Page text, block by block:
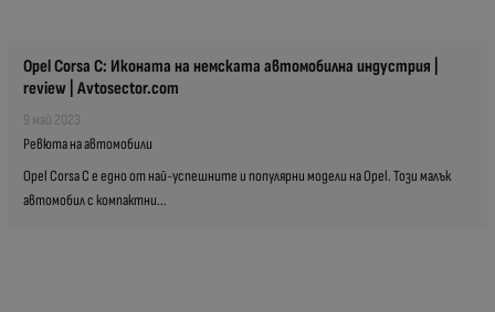
Opel Corsa C: Иконата на немската автомобилна индустрия |
review | Avtosector.com
9 май 2023
Ревюта на автомобили
Opel Corsa C е едно от най-успешните и популярни модели на Opel. Този малък
автомобил с компактни...